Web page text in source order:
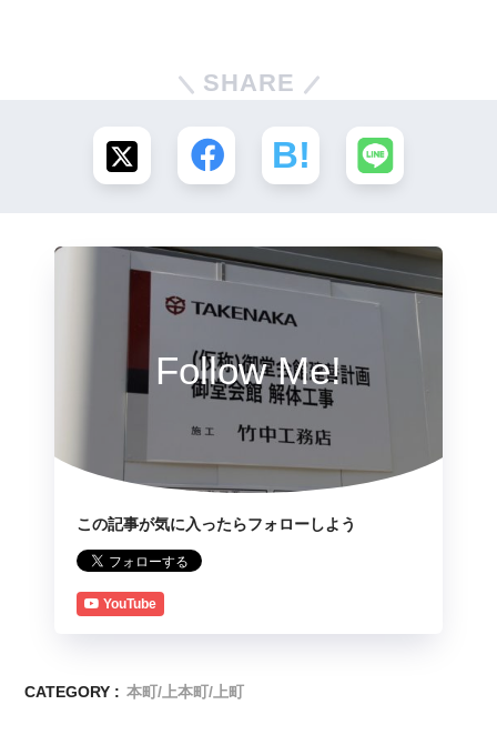
SHARE
Follow Me!
この記事が気に入ったらフォローしよう
YouTube
CATEGORY : 本町/上本町/上町